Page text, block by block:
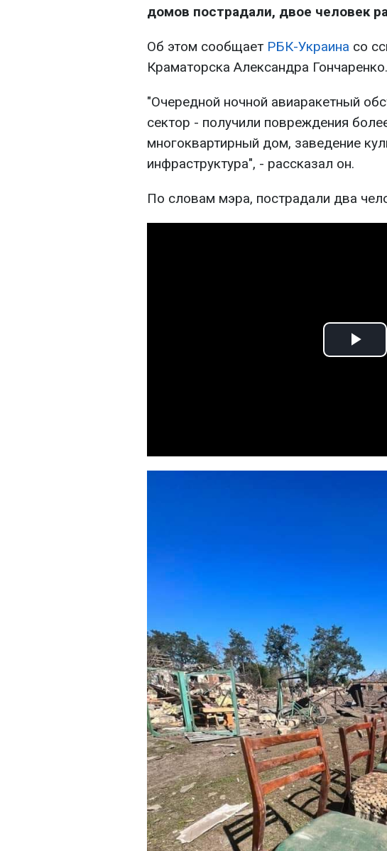
домов пострадали, двое человек
Об этом сообщает РБК-Украина со
Краматорска Александра Гончаренко.
"Очередной ночной авиаракетный
сектор - получили повреждения
многоквартирный дом, заведение
инфраструктура", - рассказал он.
По словам мэра, пострадали два
Play